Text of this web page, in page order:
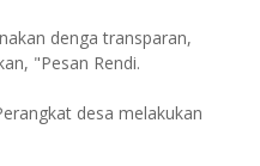
denga transparan,
"Pesan Rendi.
desa melakukan